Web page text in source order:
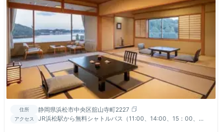
住所 静岡県浜松市中央区舘山寺町2227
アクセス
JR浜松駅から無料シャトルバス（11:00、14:00、15：00、